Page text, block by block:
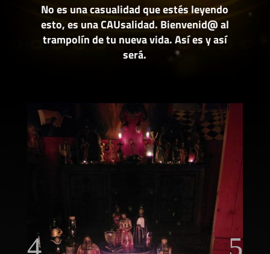
No es una casualidad que estés leyendo
esto, es una CAUsalidad. Bienvenid@ al
trampolín de tu nueva vida. Así es y así
será.